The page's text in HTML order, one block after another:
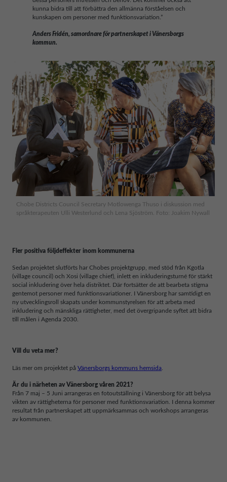
kunna bidra till att förbättra den allmänna förståelsen och
kunskapen om personer med funktionsvariation.”
Anders Fridén, samordnare för partnerskapet i Vänersborgs
kommun.
Chobe Districts Council Secretary Motlowenga Thuso i diskussion med
språkterapeuten Ulli Westerlund och Lena Sjöström. Foto: Joakim Nywall
Fler positiva följdeffekter inom kommunerna
Sedan projektet slutförts har Chobes projektgrupp, med stöd från Kgotla
(village council) och Xosi (village chief), inlett en inkluderingsturné för stärkt
social inkludering över hela distriktet. Där fortsätter de att bearbeta stigma
gentemot personer med funktionsvariationer. I Vänersborg har samtidigt en
ny utvecklingsroll skapats under kommunstyrelsen för att arbeta med
inkludering och mänskliga rättigheter, med det övergripande syftet att bidra
till målen i Agenda 2030.
Vill du veta mer?
Läs mer om projektet på Vänersborgs kommuns hemsida
Är du i närheten av Vänersborg våren 2021?
Från 7 maj – 5 Juni arrangeras en fotoutställning i Vänersborg för att belysa
vikten av rättigheterna för personer med funktionsvariation. I denna kommer
resultat från partnerskapet att uppmärksammas och workshops arrangeras
av kommunen.